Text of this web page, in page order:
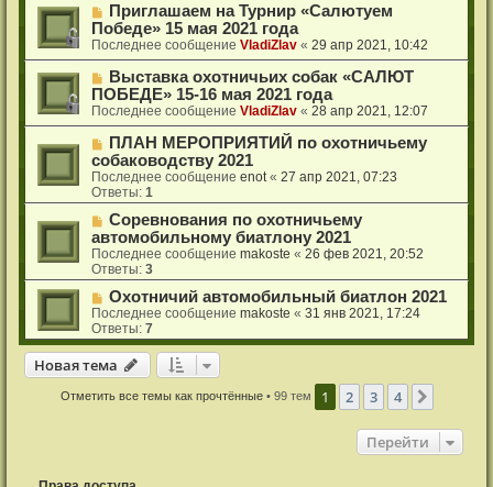
Приглашаем на Турнир «Салютуем
Победе» 15 мая 2021 года
Последнее сообщениеVladiZlav «29 апр 2021, 10:42
Выставка охотничьих собак «САЛЮТ
ПОБЕДЕ» 15-16 мая 2021 года
Последнее сообщениеVladiZlav «28 апр 2021, 12:07
ПЛАН МЕРОПРИЯТИЙ по охотничьему
собаководству 2021
Последнее сообщениеenot «27 апр 2021, 07:23
Ответы:1
Соревнования по охотничьему
автомобильному биатлону 2021
Последнее сообщениеmakoste «26 фев 2021, 20:52
Ответы:3
Охотничий автомобильный биатлон 2021
Последнее сообщениеmakoste «31 янв 2021, 17:24
Ответы:7
Новая тема
Новаятема
Отметить все темы как прочтённые• 99 тем 1 2 3 4
Перейти